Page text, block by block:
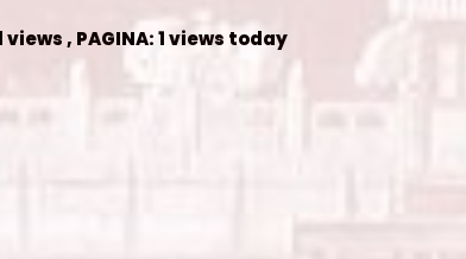
views , PAGINA: 1 views today